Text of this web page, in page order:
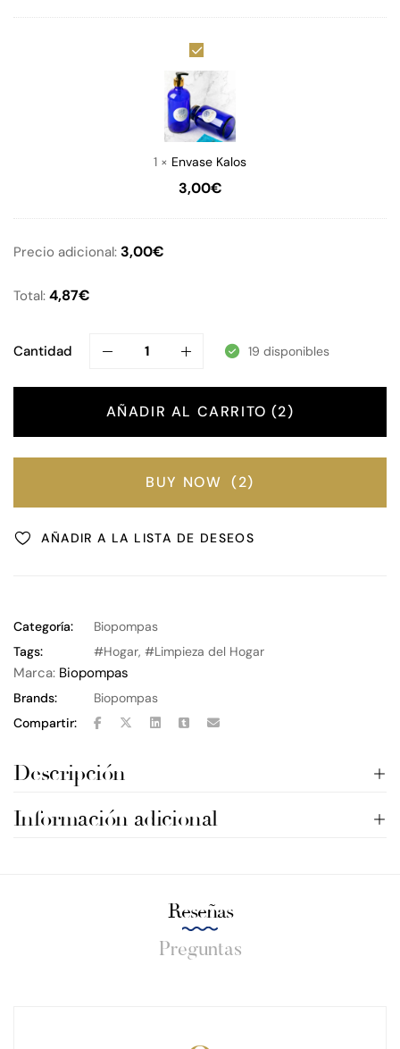
Envase
Kalos
1 × Envase Kalos
3,00€
Precio adicional: 3,00€
Total: 4,87€
Cantidad 19 disponibles
AÑADIR AL CARRITO 2
BUY NOW 2
AÑADIR A LA LISTA DE DESEOS
Categoría:
Biopompas
Tags:
Hogar, Limpieza del Hogar
Marca: Biopompas
Brands:
Biopompas
Compartir:
Descripción
Información adicional
Reseñas
Preguntas